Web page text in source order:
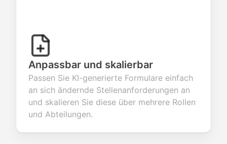
Anpassbar und skalierbar
Passen Sie KI-generierte Formulare einfach
an sich ändernde Stellenanforderungen an
und skalieren Sie diese über mehrere Rollen
und Abteilungen.